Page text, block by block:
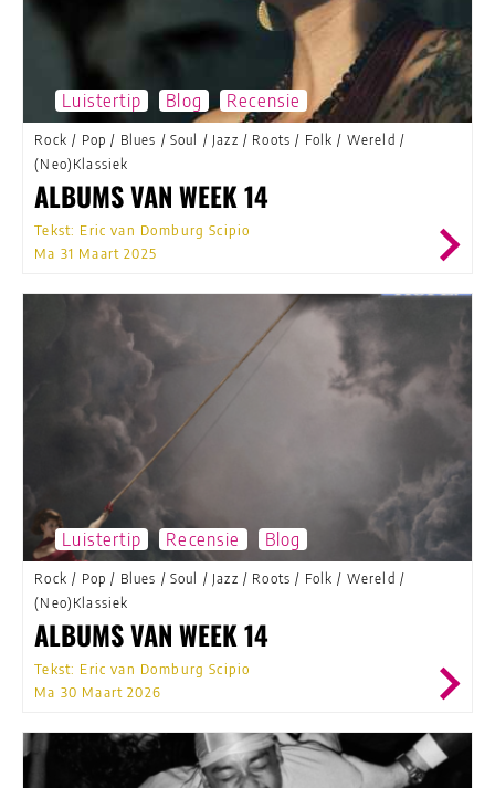
Luistertip Blog Recensie
Rock / Pop / Blues / Soul / Jazz / Roots / Folk / Wereld /
(Neo)Klassiek
ALBUMS VAN WEEK 14
Tekst: Eric van Domburg Scipio
Ma 31 Maart 2025
Luistertip Recensie Blog
Rock / Pop / Blues / Soul / Jazz / Roots / Folk / Wereld /
(Neo)Klassiek
ALBUMS VAN WEEK 14
Tekst: Eric van Domburg Scipio
Ma 30 Maart 2026